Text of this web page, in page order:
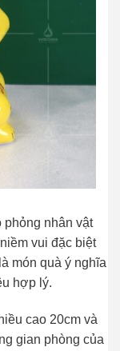
phỏng nhân vật
vui đặc biệt
món quà ý nghĩa
hợp lý.
cao 20cm và
gian phòng của